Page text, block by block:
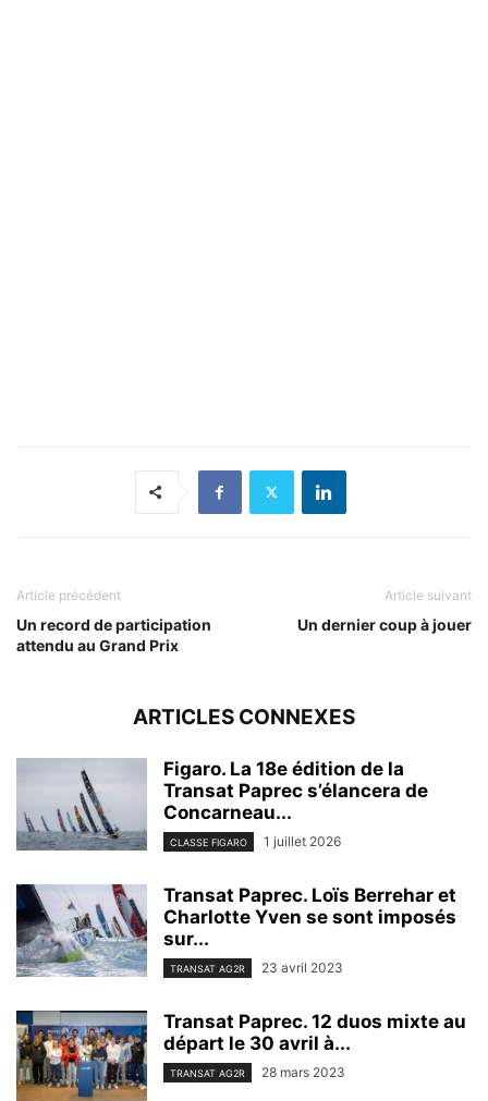
Article précédent
Un record de participation
attendu au Grand Prix
Article suivant
Un dernier coup à jouer
ARTICLES CONNEXES
Figaro. La 18e édition de la
Transat Paprec s’élancera de
Concarneau...
CLASSE FIGARO 1 juillet 2026
Transat Paprec. Loïs Berrehar et
Charlotte Yven se sont imposés
sur...
TRANSAT AG2R 23 avril 2023
Transat Paprec. 12 duos mixte au
départ le 30 avril à...
TRANSAT AG2R 28 mars 2023